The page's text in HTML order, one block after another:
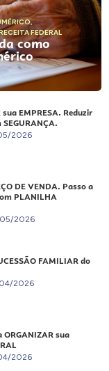
,
FEDERAL
como
EMPRESA. Reduzir
2026
DE VENDA. Passo a
PLANILHA
2026
FAMILIAR do
2026
ORGANIZAR sua
2026